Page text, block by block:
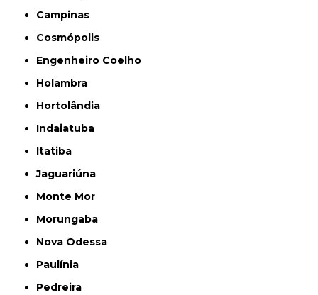
Campinas
Cosmópolis
Engenheiro Coelho
Holambra
Hortolândia
Indaiatuba
Itatiba
Jaguariúna
Monte Mor
Morungaba
Nova Odessa
Paulínia
Pedreira